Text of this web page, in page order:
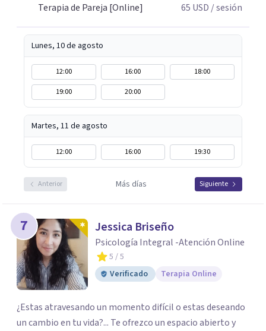
respeto y libertad. Trabajo con objetivos claros y
realistas, sin fórmulas rígidas: combinamos profundidad
emocional con una mirada práctica sobre tu vida diaria.
Terapia de Pareja [Online]
65 USD / sesión
Lunes, 10 de agosto
12:00 16:00
18:00
19:00
20:00
Martes, 11 de agosto
12:00 16:00 19:30
Anterior Más días Siguiente
7 Jessica Briseño
Psicología Integral -Atención Online
5 / 5
Verificado
Terapia Online
¿Estas atravesando un momento difícil o estas deseando
un cambio en tu vida?... Te ofrezco un espacio abierto y